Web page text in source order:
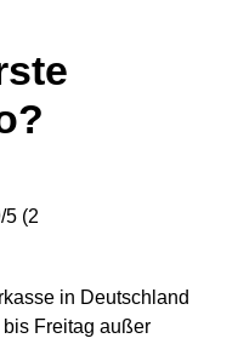
5 (2
in Deutschland
Freitag außer